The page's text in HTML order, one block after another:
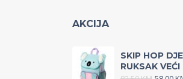
AKCIJA
SKIP HOP
RUKSAK